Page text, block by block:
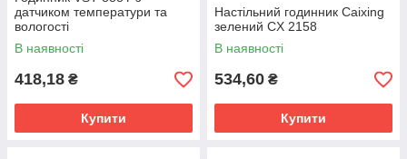
датчиком температури та
вологості
В наявності
418,18 ₴
Купити
Настільний годинник Caixing
зелений CX 2158
В наявності
534,60 ₴
Купити